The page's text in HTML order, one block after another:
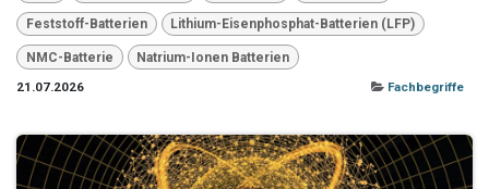
Feststoff-Batterien Lithium-Eisenphosphat-Batterien (LFP)
NMC-Batterie
Natrium-Ionen Batterien
21.07.2026
Fachbegriffe